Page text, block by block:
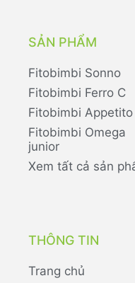
SẢN PHẨM
Fitobimbi Sonno
Fitobimbi Ferro C
Fitobimbi Appetito
Fitobimbi Omega
junior
Xem tất cả sản
THÔNG TIN
Trang chủ